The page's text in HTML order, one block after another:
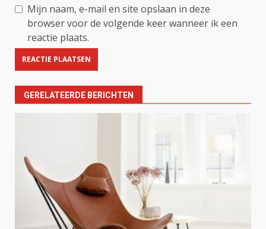
Mijn naam, e-mail en site opslaan in deze
browser voor de volgende keer wanneer ik een
reactie plaats.
GERELATEERDE BERICHTEN